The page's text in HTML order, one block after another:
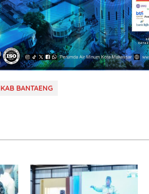
BANTAENG